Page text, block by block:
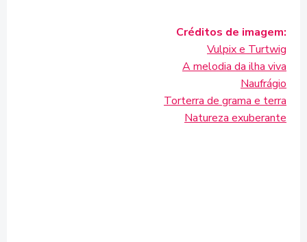
Créditos de imagem:
Vulpix e Turtwig
A melodia da ilha viva
Naufrágio
Torterra de grama e terra
Natureza exuberante